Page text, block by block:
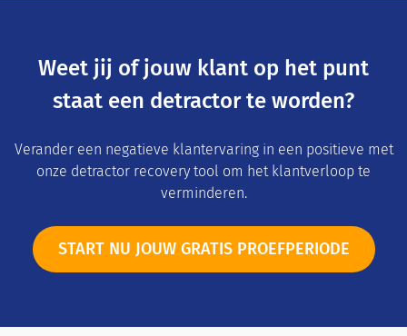
Weet jij of jouw klant op het punt
staat een detractor te worden?
Verander een negatieve klantervaring in een positieve met
onze detractor recovery tool om het klantverloop te
verminderen.
START NU JOUW GRATIS PROEFPERIODE